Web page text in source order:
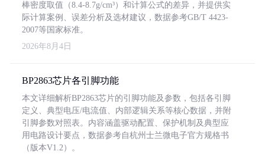
棒密度取值（8.4-8.7g/cm³）和计算公式的差异，并提供实
际计算案例、误差分析及选材建议，数据参考GB/T 4423-
2007等国家标准。
2026年8月4日
BP2863芯片各引脚功能
本文详细解析BP2863芯片的引脚功能及参数，包括各引脚
定义、典型电压/电流值、内部逻辑关系等核心数据，并附
引脚参数对照表。内容涵盖驱动配置、保护机制及典型应
用电路设计要点，数据参考自杭州士兰微电子官方规格书
（版本V1.2）。